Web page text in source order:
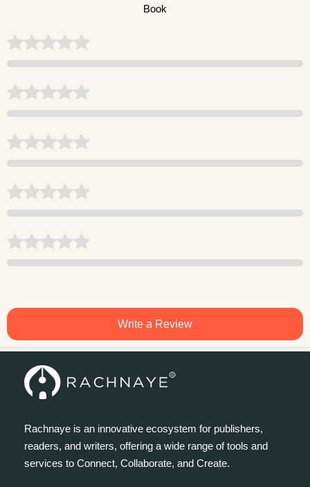
Book
Write a Review
Rachnaye is an innovative ecosystem for publishers,
readers, and writers, offering a wide range of tools and
services to Connect, Collaborate, and Create.